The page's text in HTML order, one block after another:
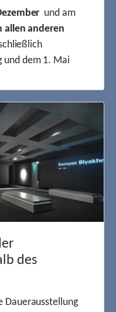
des
Dauerausstellung
und am
allen anderen
und dem 1. Mai